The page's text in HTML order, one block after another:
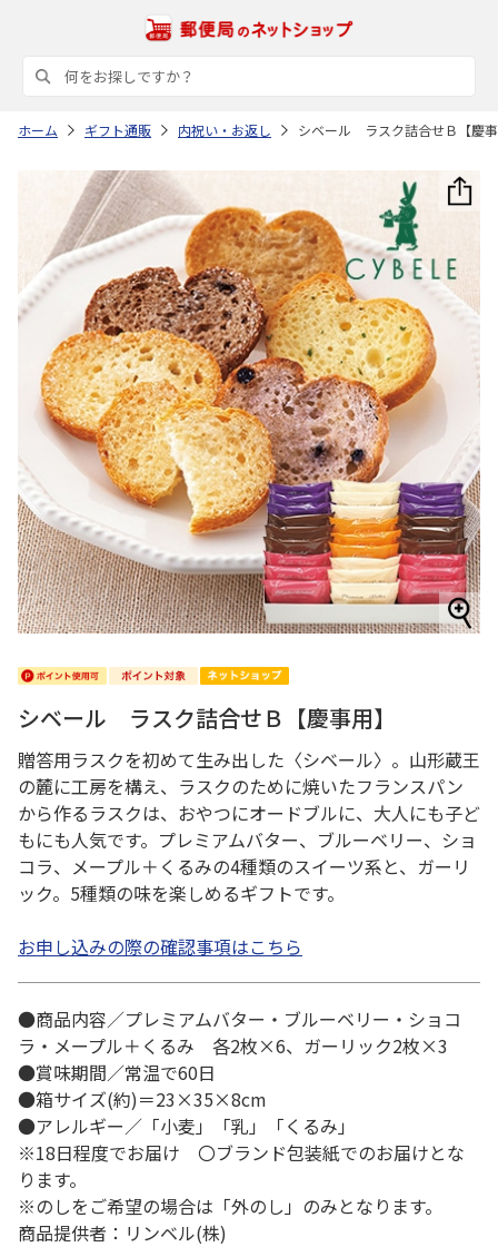
ホーム ギフト通販 内祝い・お返し シベール ラスク詰合せＢ【慶
シベール ラスク詰合せＢ【慶事用】
贈答用ラスクを初めて生み出した〈シベール〉。山形蔵王
の麓に工房を構え、ラスクのために焼いたフランスパン
から作るラスクは、おやつにオードブルに、大人にも子ど
もにも人気です。プレミアムバター、ブルーベリー、ショ
コラ、メープル＋くるみの4種類のスイーツ系と、ガーリ
ック。5種類の味を楽しめるギフトです。
お申し込みの際の確認事項はこちら
●商品内容／プレミアムバター・ブルーベリー・ショコ
ラ・メープル＋くるみ 各2枚×6、ガーリック2枚×3
●賞味期間／常温で60日
●箱サイズ(約)＝23×35×8cm
●アレルギー／「小麦」「乳」「くるみ」
※18日程度でお届け 〇ブランド包装紙でのお届けとな
ります。
※のしをご希望の場合は「外のし」のみとなります。
商品提供者：リンベル(株)